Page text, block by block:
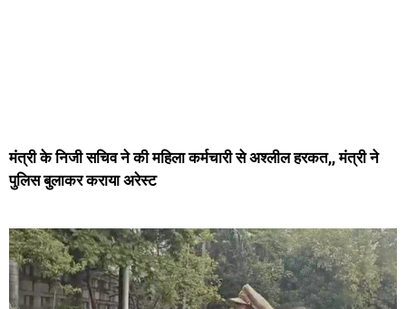
मंत्री के निजी सचिव ने की महिला कर्मचारी से अश्लील हरकत,, मंत्री ने
पुलिस बुलाकर कराया अरेस्ट